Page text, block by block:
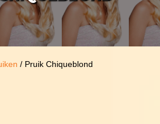
/ Pruik Chiqueblond